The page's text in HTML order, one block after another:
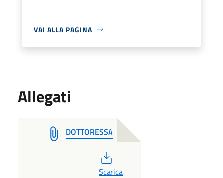
VAI ALLA PAGINA
Allegati
DOTTORESSA
PDF
Scarica